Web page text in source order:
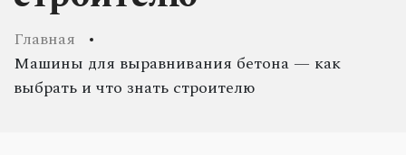
Главная
Машины для выравнивания бетона — как
выбрать и что знать строителю